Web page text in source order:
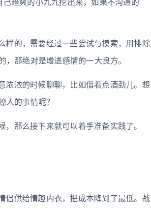
暗爽的小九九挖出来，如果不沟通的
样的，需要经过一些尝试与摸索，用排除
那绝对是增进感情的一大良方。
浓浓的时候聊聊，比如借着点酒劲儿。想
人的事情呢？
那么接下来就可以着手准备实践了。
侣供给情趣内衣，把成本降到了最低。战